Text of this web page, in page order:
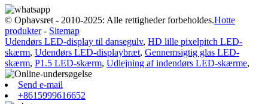
© Ophavsret - 2010-2025: Alle rettigheder forbeholdes.Hotte
produkter- Sitemap
Udendørs LED-display til dansegulv, HD lille pixelpitch LED-
skærm, Udendørs LED-displaybræt, Gennemsigtig glas LED-
skærm, P1.5 LED-skærm, Udlejning af indendørs LED-skærme,
Send e-mail
+8615999616652